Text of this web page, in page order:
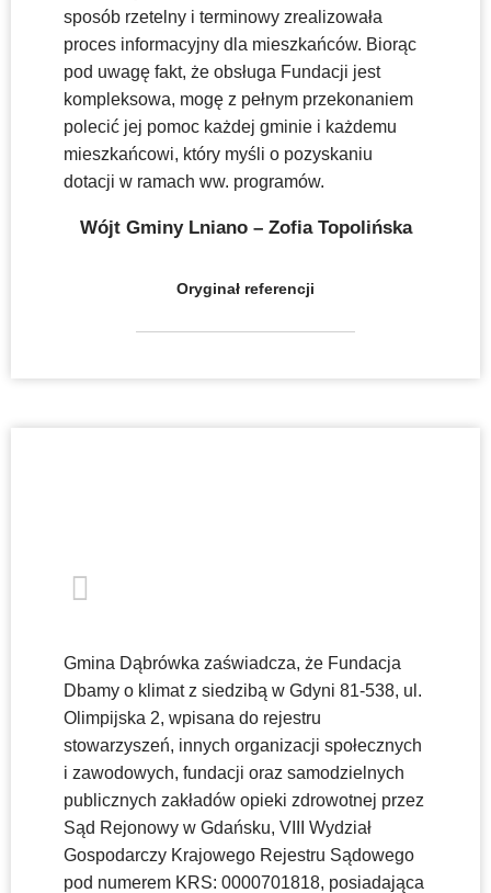
sposób rzetelny i terminowy zrealizowała
proces informacyjny dla mieszkańców. Biorąc
pod uwagę fakt, że obsługa Fundacji jest
kompleksowa, mogę z pełnym przekonaniem
polecić jej pomoc każdej gminie i każdemu
mieszkańcowi, który myśli o pozyskaniu
dotacji w ramach ww. programów.
Wójt Gminy Lniano – Zofia Topolińska
Oryginał referencji
Gmina Dąbrówka zaświadcza, że Fundacja
Dbamy o klimat z siedzibą w Gdyni 81-538, ul.
Olimpijska 2, wpisana do rejestru
stowarzyszeń, innych organizacji społecznych
i zawodowych, fundacji oraz samodzielnych
publicznych zakładów opieki zdrowotnej przez
Sąd Rejonowy w Gdańsku, VIII Wydział
Gospodarczy Krajowego Rejestru Sądowego
pod numerem KRS: 0000701818, posiadająca